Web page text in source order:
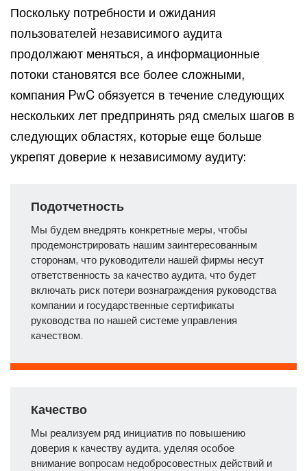
Поскольку потребности и ожидания
пользователей независимого аудита
продолжают меняться, а информационные
потоки становятся все более сложными,
компания PwC обязуется в течение следующих
нескольких лет предпринять ряд смелых шагов в
следующих областях, которые еще больше
укрепят доверие к независимому аудиту:
Подотчетность
Мы будем внедрять конкретные меры, чтобы
продемонстрировать нашим заинтересованным
сторонам, что руководители нашей фирмы несут
ответственность за качество аудита, что будет
включать риск потери вознаграждения руководства
компании и государственные сертификаты
руководства по нашей системе управления
качеством.
Качество
Мы реализуем ряд инициатив по повышению
доверия к качеству аудита, уделяя особое
внимание вопросам недобросовестных действий и